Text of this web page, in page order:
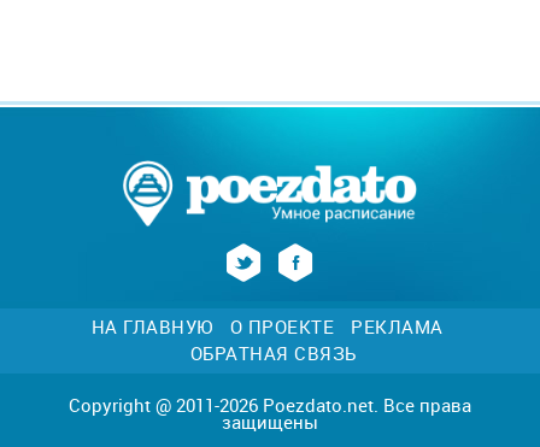
НА ГЛАВНУЮ О ПРОЕКТЕ
РЕКЛАМА
ОБРАТНАЯ СВЯЗЬ
Copyright @ 2011-2026 Poezdato.net. Все права
защищены